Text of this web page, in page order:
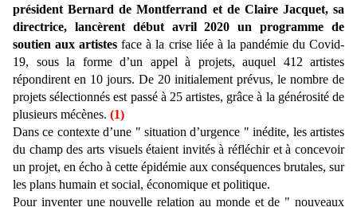
président Bernard de Montferrand et de Claire Jacquet, sa
directrice, lancèrent début avril 2020 un programme de
soutien aux artistes face à la crise liée à la pandémie du Covid-
19, sous la forme d’un appel à projets, auquel 412 artistes
répondirent en 10 jours. De 20 initialement prévus, le nombre de
projets sélectionnés est passé à 25 artistes, grâce à la générosité de
plusieurs mécènes. (1)
Dans ce contexte d’une " situation d’urgence " inédite, les artistes
du champ des arts visuels étaient invités à réfléchir et à concevoir
un projet, en écho à cette épidémie aux conséquences brutales, sur
les plans humain et social, économique et politique.
Pour inventer une nouvelle relation au monde et de " nouveaux